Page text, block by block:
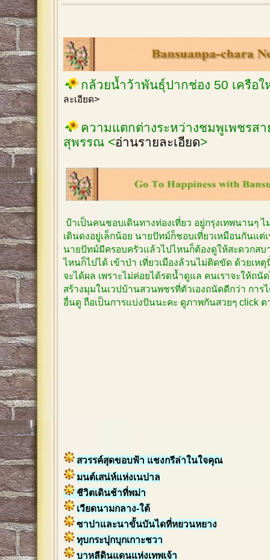
กล้วยน้ำว้าพันธุ์ปากช่อง 50 เครือ
ละเอียด>
ความแตกต่างระหว่างชมพูเพชรส
สุพรรณ <อ่านรายละเอียด>
ป้าเป็นคนชอบเดินทางท่องเที่ยว อยู่กรุงเทพนานๆ
เดินดงอยู่เล็กน้อย นายปัทม์ก็ชอบเที่ยวเหมือนกันแต่
นายปัทม์มีครอบครัวแล้วไปไหนก็ต้องดูให้สะดวกส
ไหนก็ไปได้ เข้าป่า เที่ยวเมืองล้วนไม่ติดขัด ด้วยเห
จะได้ผล เพราะไม่ค่อยได้รดน้ำดูแล คนเราจะให้ถนั
สร้างมุมในเวปบ้านสวนพชรที่ตัวเองถนัดดีกว่า การ
อื่นดู ถือเป็นการแบ่งปันนะคะ ดูภาพกันสวยๆ click ต
สวรรค์สุดขอบฟ้า แชงกรีล่าในใจคุณ
มนต์เสน่ห์แห่งเนปาล
ชีวิตเดินช้าที่พม่า
เวียดนามกลาง-ใต้
ซาปาและนาขั้นบันไดที่หยวนหยาง
ทุบกระปุกบุกเกาะชวา
บาหลีดินแดนแห่งเทพเจ้า